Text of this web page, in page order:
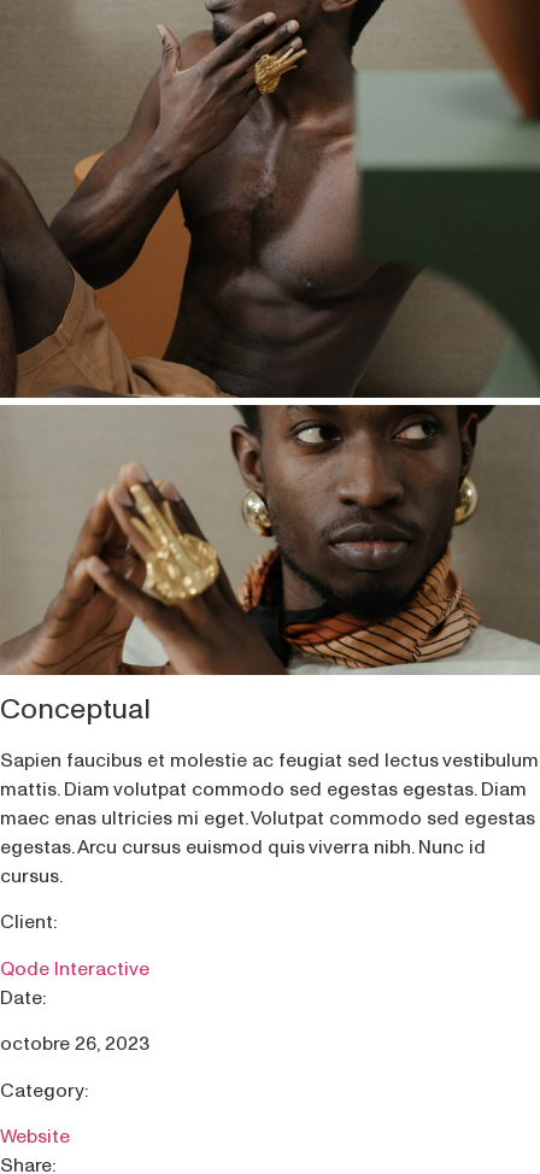
Conceptual
Sapien faucibus et molestie ac feugiat sed lectus vestibulum
mattis. Diam volutpat commodo sed egestas egestas. Diam
maec enas ultricies mi eget. Volutpat commodo sed egestas
egestas. Arcu cursus euismod quis viverra nibh. Nunc id
cursus.
Client:
Qode Interactive
Date:
octobre 26, 2023
Category:
Website
Share: